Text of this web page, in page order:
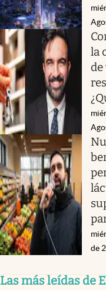
la
de
Las más leídas de